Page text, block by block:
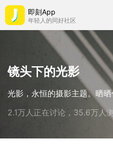
即刻App
年轻人的同好社区
镜头下的光影
光影，永恒的摄影主题。晒晒
2.1万人正在讨论，35.6万人